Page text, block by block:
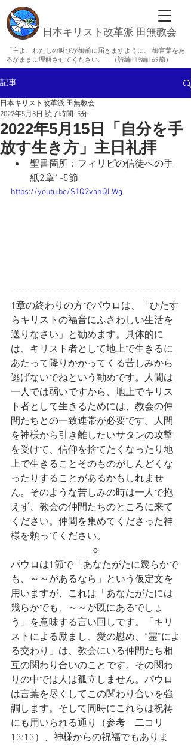
日本キリスト改革派 田無教会
「主よ、わたしの叫びが御前に届きますように。 御言葉をあ
るがままに理解させてください。」（詩編119編169節）
記事
2022年5月15日「自分を手
放す生き方」主日礼拝
日本キリスト改革派 田無教会
2022年5月8日 読了時間: 5分
聖書箇所：フィリピの信徒への手
紙2章1-5節
https://youtu.be/S1Q2vanQLWg
1章の終わりの方でパウロは、「ひたす
らキリストの福音にふさわしい生活を
送りなさい」と勧めます。具体的に
は、キリスト者として地上で生きるに
あたって降りかかってくる苦しみから
逃げないでねという勧めです。人間は
一人では弱いですから、地上でキリス
ト者として生きるためには、教会の仲
間たちとの一致連帯が必要です。人間
を神様から引き離したいサタンの攻撃
を受けて、信仰を捨てたくなったり地
上で生きることそのものがしんどくな
ったりすることがあるかもしれませ
ん。そのような苦しみの時は一人で抱
えず、教会の仲間たちのところに来て
ください。仲間を集めてくださった神
様を頼ってください。
○
パウロは1節で「あなたがたに幾らかで
も、～～があるなら」という仮定文を
用いますが、これは「あなたがたには
幾らかでも、～～が既にあるでしょ
う」を意味する言い回しです。「キリ
ストによる励まし、愛の慰め、“霊”によ
る交わり」は、教会にいる仲間たち相
互の関わり合いのことです。その関わ
りの中では人は孤立しません。パウロ
は言葉を尽くしてこの関わり合いを強
調します。そして同時にこれらは祝祷
にも用いられる通り（参考　二コリ
13:13）、神様からの祝福でもありま